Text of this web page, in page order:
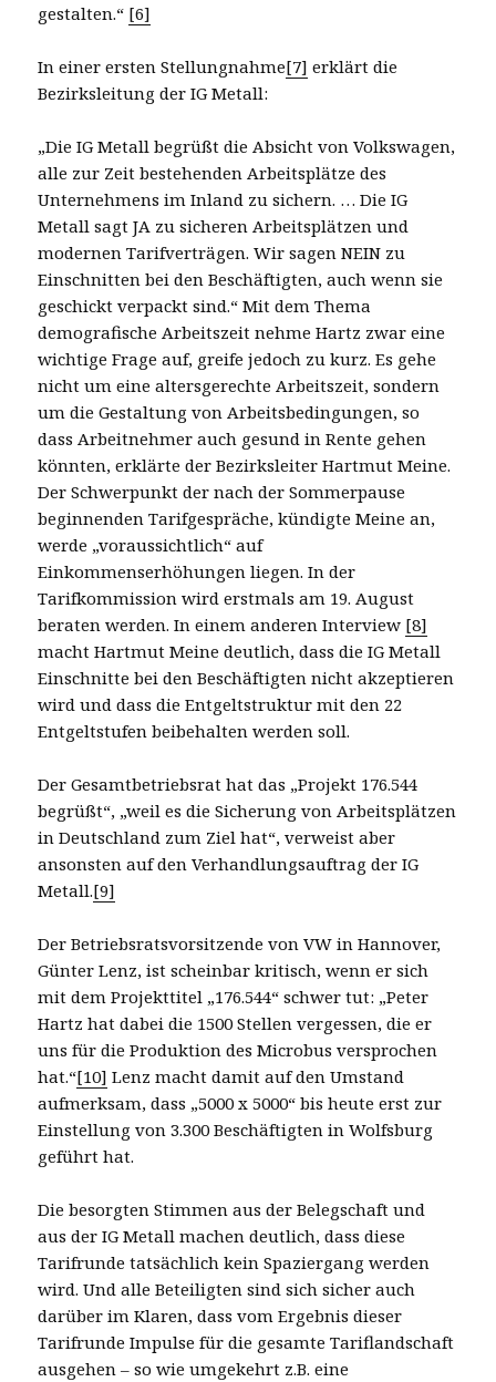
gestalten.“ [6]
In einer ersten Stellungnahme[7] erklärt die
Bezirksleitung der IG Metall:
„Die IG Metall begrüßt die Absicht von Volkswagen,
alle zur Zeit bestehenden Arbeitsplätze des
Unternehmens im Inland zu sichern. … Die IG
Metall sagt JA zu sicheren Arbeitsplätzen und
modernen Tarifverträgen. Wir sagen NEIN zu
Einschnitten bei den Beschäftigten, auch wenn sie
geschickt verpackt sind.“ Mit dem Thema
demografische Arbeitszeit nehme Hartz zwar eine
wichtige Frage auf, greife jedoch zu kurz. Es gehe
nicht um eine altersgerechte Arbeitszeit, sondern
um die Gestaltung von Arbeitsbedingungen, so
dass Arbeitnehmer auch gesund in Rente gehen
könnten, erklärte der Bezirksleiter Hartmut Meine.
Der Schwerpunkt der nach der Sommerpause
beginnenden Tarifgespräche, kündigte Meine an,
werde „voraussichtlich“ auf
Einkommenserhöhungen liegen. In der
Tarifkommission wird erstmals am 19. August
beraten werden. In einem anderen Interview [8]
macht Hartmut Meine deutlich, dass die IG Metall
Einschnitte bei den Beschäftigten nicht akzeptieren
wird und dass die Entgeltstruktur mit den 22
Entgeltstufen beibehalten werden soll.
Der Gesamtbetriebsrat hat das „Projekt 176.544
begrüßt“, „weil es die Sicherung von Arbeitsplätzen
in Deutschland zum Ziel hat“, verweist aber
ansonsten auf den Verhandlungsauftrag der IG
Metall.[9]
Der Betriebsratsvorsitzende von VW in Hannover,
Günter Lenz, ist scheinbar kritisch, wenn er sich
mit dem Projekttitel „176.544“ schwer tut: „Peter
Hartz hat dabei die 1500 Stellen vergessen, die er
uns für die Produktion des Microbus versprochen
hat.“[10] Lenz macht damit auf den Umstand
aufmerksam, dass „5000 x 5000“ bis heute erst zur
Einstellung von 3.300 Beschäftigten in Wolfsburg
geführt hat.
Die besorgten Stimmen aus der Belegschaft und
aus der IG Metall machen deutlich, dass diese
Tarifrunde tatsächlich kein Spaziergang werden
wird. Und alle Beteiligten sind sich sicher auch
darüber im Klaren, dass vom Ergebnis dieser
Tarifrunde Impulse für die gesamte Tariflandschaft
ausgehen – so wie umgekehrt z.B. eine